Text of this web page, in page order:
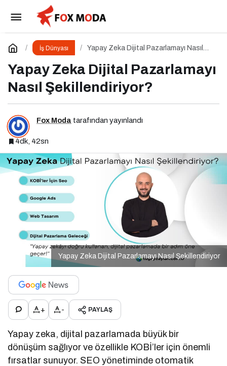
İş Dünyası
Yapay Zeka Dijital Pazarlamayı Nasıl
Yapay Zeka Dijital Pazarlamayı
Nasıl Şekillendiriyor?
Fox Moda tarafından yayınlandı
4dk, 42sn
Yapay Zeka Dijital Pazarlamayı Nasıl Şekillendiriyor
+ - PAYLAŞ
Yapay zeka, dijital pazarlamada büyük bir
dönüşüm sağlıyor ve özellikle KOBİ’ler için önemli
fırsatlar sunuyor. SEO yönetiminde otomatik
Yapay Zeka Dijital Pazarlamayı Nasıl
Şekillendiriyor?
Yorum Yap